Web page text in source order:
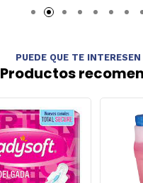
Carro
PUEDE QUE TE
Productos